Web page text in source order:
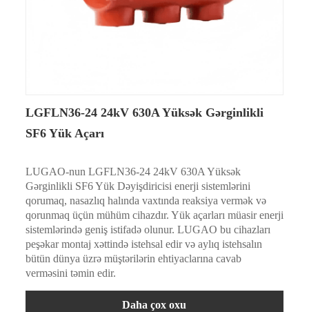
LGFLN36-24 24kV 630A Yüksək Gərginlikli
SF6 Yük Açarı
LUGAO-nun LGFLN36-24 24kV 630A Yüksək
Gərginlikli SF6 Yük Dəyişdiricisi enerji sistemlərini
qorumaq, nasazlıq halında vaxtında reaksiya vermək və
qorunmaq üçün mühüm cihazdır. Yük açarları müasir enerji
sistemlərində geniş istifadə olunur. LUGAO bu cihazları
peşəkar montaj xəttində istehsal edir və aylıq istehsalın
bütün dünya üzrə müştərilərin ehtiyaclarına cavab
verməsini təmin edir.
Daha çox oxu